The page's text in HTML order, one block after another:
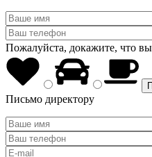
Пожалуйста, докажите, что
Письмо директору